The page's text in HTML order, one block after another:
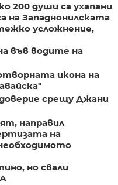
200 души са ухапани
на Западнонилската
усложнение,
във водите на
икона на
срещу Джани
направил
на
но свали